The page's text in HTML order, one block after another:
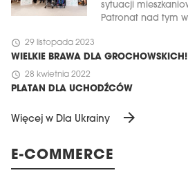
sytuacji
Patronat nad tym
schedule 29 listopada 2023
WIELKIE BRAWA DLA GROCHOWSKICH!
schedule 28 kwietnia 2022
PLATAN DLA UCHODŹCÓW
Więcej w Dla Ukrainy arrow_forward
E-COMMERCE